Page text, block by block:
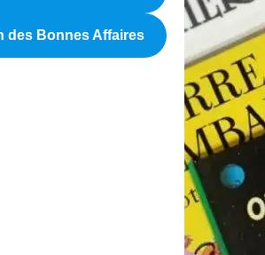
des Bonnes Affaires